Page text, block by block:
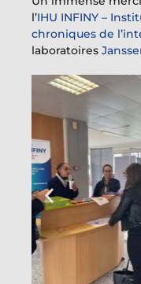
l’IHU INFINY –
chroniques de
laboratoires